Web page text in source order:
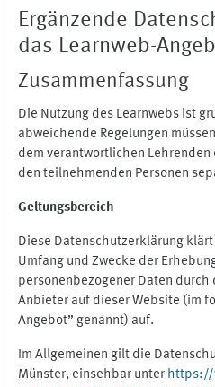
Ergänzende
das Learnweb-
Zusammenfassung
Die Nutzung des Learnwebs ist
abweichende Regelungen
dem verantwortlichen Lehrenden
den teilnehmenden Personen
Geltungsbereich
Diese Datenschutzerklärung
Umfang und Zwecke der
personenbezogener Daten
Anbieter auf dieser Website (im
Angebot” genannt) auf.
Im Allgemeinen gilt die
Münster, einsehbar unter https://